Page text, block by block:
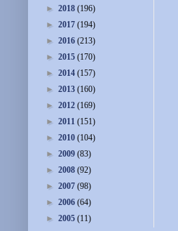
► 2018 (196)
► 2017 (194)
► 2016 (213)
► 2015 (170)
► 2014 (157)
► 2013 (160)
► 2012 (169)
► 2011 (151)
► 2010 (104)
► 2009 (83)
► 2008 (92)
► 2007 (98)
► 2006 (64)
► 2005 (11)